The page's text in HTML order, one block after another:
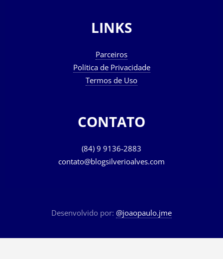
LINKS
Parceiros
Política de Privacidade
Termos de Uso
CONTATO
(84) 9 9136-2883
contato@blogsilverioalves.com
Desenvolvido por: @joaopaulo.jme